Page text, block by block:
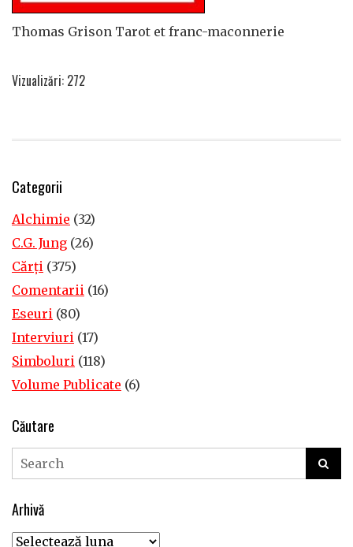
Thomas Grison Tarot et franc-maconnerie
Vizualizări: 272
Categorii
Alchimie (32)
C.G. Jung (26)
Cărţi (375)
Comentarii (16)
Eseuri (80)
Interviuri (17)
Simboluri (118)
Volume Publicate (6)
Căutare
Arhivă